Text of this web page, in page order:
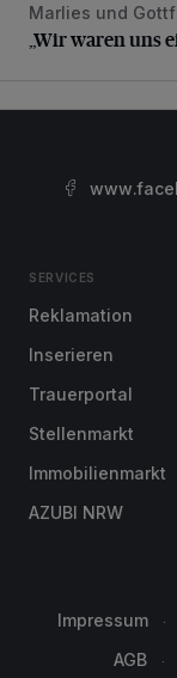
„Wir waren uns
Marlies und
„Wir waren uns
SERVICES
Reklamation
Inserieren
Trauerportal
Stellenmarkt
Immobilienmarkt
AZUBI NRW
Impressum
AGB